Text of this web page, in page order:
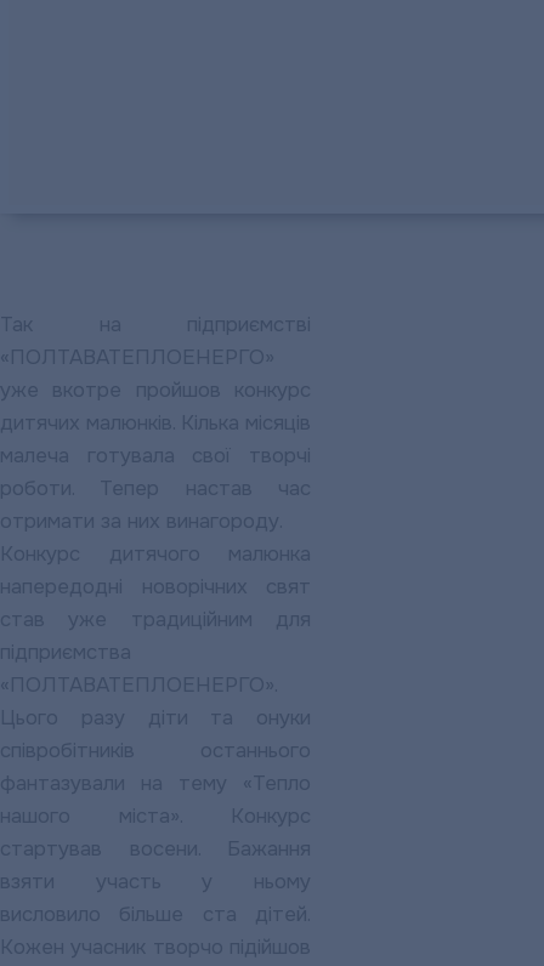
Так на підприємстві
«ПОЛТАВАТЕПЛОЕНЕРГО»
уже вкотре пройшов конкурс
дитячих малюнків. Кілька місяців
малеча готувала свої творчі
роботи. Тепер настав час
отримати за них винагороду.
Конкурс дитячого малюнка
напередодні новорічних свят
став уже традиційним для
підприємства
«ПОЛТАВАТЕПЛОЕНЕРГО».
Цього разу діти та онуки
співробітників останнього
фантазували на тему «Тепло
нашого міста». Конкурс
стартував восени. Бажання
взяти участь у ньому
висловило більше ста дітей.
Кожен учасник творчо підійшов